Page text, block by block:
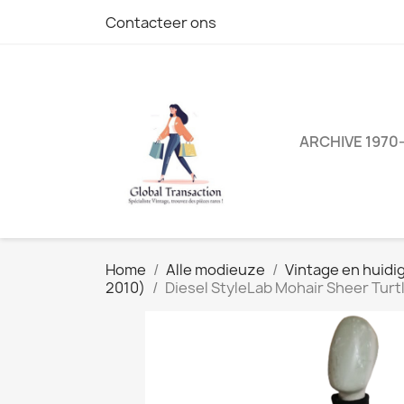
Contacteer ons
ARCHIVE
Home Alle modieuze
Vintage en
2010)
Diesel StyleLab Mohair Sheer